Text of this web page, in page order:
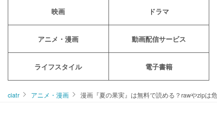
映画 ドラマ
アニメ・漫画 動画配信サービス
ライフスタイル 電子書籍
ciatr アニメ・漫画 漫画『夏の果実』は無料で読める？rawやzipは